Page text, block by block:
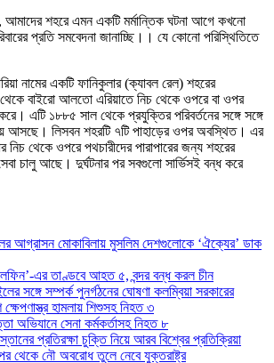
আমাদের শহরে এমন একটি মর্মান্তিক ঘটনা আগে কখনো
প্রতি সমবেদনা জানাচ্ছি।। যে কোনো পরিস্থিতিতে
নামের একটি ফানিকুলার (ক্যাবল রেল) শহরের
থেকে বাইরো আলতো এরিয়াতে নিচ থেকে ওপরে বা ওপর
করে। এটি ১৮৮৫ সাল থেকে প্রযুক্তির পরিবর্তনের সঙ্গে সঙ্গে
আসছে। লিসবন শহরটি ৭টি পাহাড়ের ওপর অবস্থিত। এর
থেকে ওপরে পথচারীদের পারাপারের জন্য শহরের
চালু আছে। দুর্ঘটনার পর সবগুলো সার্ভিসই বন্ধ করে
আগ্রাসন মোকাবিলায় মুসলিম দেশগুলোকে ‘ঐক্যের’ ডাক
এর তাণ্ডবে আহত ৫, বন্দর বন্ধ করল চীন
সঙ্গে সম্পর্ক পুনর্গঠনের ঘোষণা কলম্বিয়া সরকারের
হামলায় শিশুসহ নিহত ৩
অভিযানে সেনা কর্মকর্তাসহ নিহত ৮
প্রতিরক্ষা চুক্তি নিয়ে আরব বিশ্বের প্রতিক্রিয়া
থেকে নৌ অবরোধ তুলে নেবে যুক্তরাষ্ট্র